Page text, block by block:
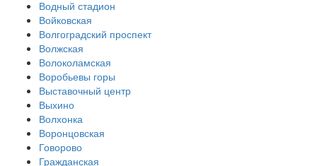
Водный стадион
Войковская
Волгоградский проспект
Волжская
Волоколамская
Воробьевы горы
Выставочный центр
Выхино
Волхонка
Воронцовская
Говорово
Гражданская